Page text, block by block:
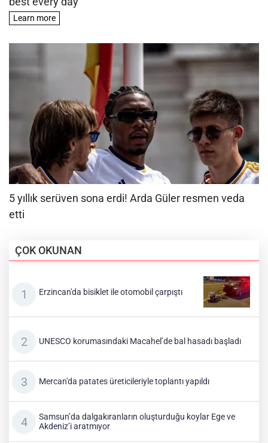
ÇOK OKUNAN
Erzincan'da bisiklet ile otomobil çarpıştı
UNESCO korumasındaki Macahel’de bal hasadı başladı
Mercan'da patates üreticileriyle toplantı yapıldı
Samsun’da dalgakıranların oluşturduğu koylar Ege ve
Akdeniz’i aratmıyor